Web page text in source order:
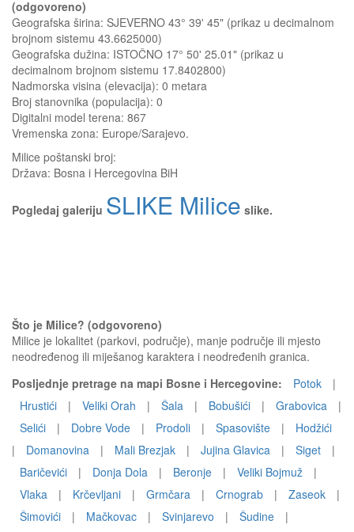
(odgovoreno)
Geografska širina: SJEVERNO 43° 39' 45" (prikaz u decimalnom
brojnom sistemu 43.6625000)
Geografska dužina: ISTOČNO 17° 50' 25.01" (prikaz u
decimalnom brojnom sistemu 17.8402800)
Nadmorska visina (elevacija): 0 metara
Broj stanovnika (populacija): 0
Digitalni model terena: 867
Vremenska zona: Europe/Sarajevo.
Milice poštanski broj:
Država: Bosna i Hercegovina BiH
Pogledaj galeriju SLIKE Milice slike.
Što je Milice? (odgovoreno)
Milice je lokalitet (parkovi, područje), manje područje ili mjesto
neodređenog ili miješanog karaktera i neodređenih granica.
Posljednje pretrage na mapi Bosne i Hercegovine:
Potok
|
Hrustići
| Veliki Orah | Šala | Bobušići | Grabovica
|
Selići
| Dobre Vode | Prodoli | Spasovište |
Hodžići
|
Domanovina | Mali Brezjak | Jujina Glavica | Siget
|
Baričevići
| Donja Dola | Beronje | Veliki Bojmuž
|
Vlaka
| Krčevljani | Grmčara | Crnograb | Zaseok
|
Šimovići
| Mačkovac | Svinjarevo | Šudine
|